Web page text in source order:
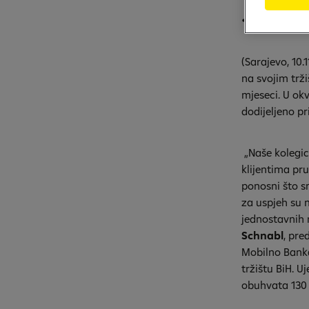
•
(Sarajevo,
na svojim
mjeseci. U
dodijeljeno
„Naše
klijentima
ponosni što
za uspjeh su
jednostavnih
Schnabl,
Mobilno
tržištu BiH.
obuhvata